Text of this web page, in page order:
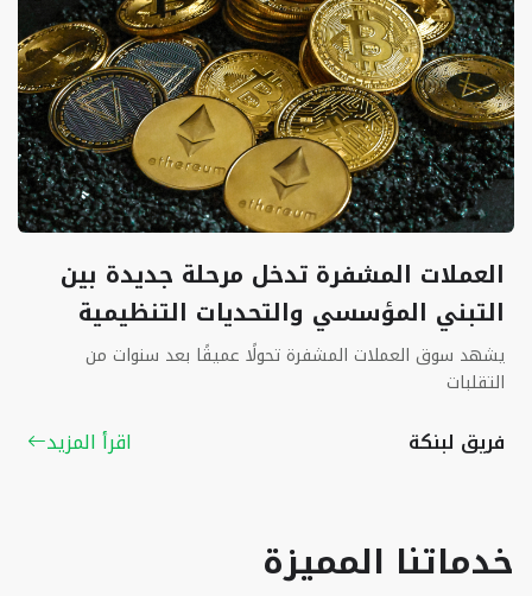
العملات المشفرة تدخل مرحلة جديدة بين
التبني المؤسسي والتحديات التنظيمية
يشهد سوق العملات المشفرة تحولًا عميقًا بعد سنوات من
التقلبات
فريق لبنكة اقرأ المزيد
خدماتنا المميزة